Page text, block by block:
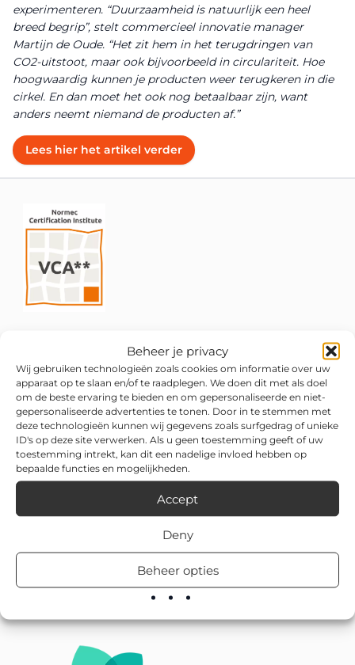
Beheer je privacy
Wij gebruiken technologieën zoals cookies om informatie over uw
apparaat op te slaan en/of te raadplegen. We doen dit met als doel
om de beste ervaring te bieden en om gepersonaliseerde en niet-
gepersonaliseerde advertenties te tonen. Door in te stemmen met
deze technologieën kunnen wij gegevens zoals surfgedrag of unieke
ID's op deze site verwerken. Als u geen toestemming geeft of uw
toestemming intrekt, kan dit een nadelige invloed hebben op
bepaalde functies en mogelijkheden.
Accept
Deny
Beheer opties
experimenteren. “Duurzaamheid is natuurlijk een heel
breed begrip”, stelt commercieel innovatie manager
Martijn de Oude. “Het zit hem in het terugdringen van
CO2-uitstoot, maar ook bijvoorbeeld in circulariteit. Hoe
hoogwaardig kunnen je producten weer terugkeren in die
cirkel. En dan moet het ook nog betaalbaar zijn, want
anders neemt niemand de producten af.”
Lees hier het artikel verder